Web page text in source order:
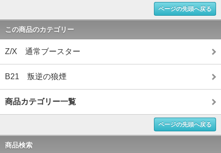
ページの先頭へ戻る
この商品のカテゴリー
Z/X 通常ブースター
B21 叛逆の狼煙
商品カテゴリー一覧
ページの先頭へ戻る
商品検索